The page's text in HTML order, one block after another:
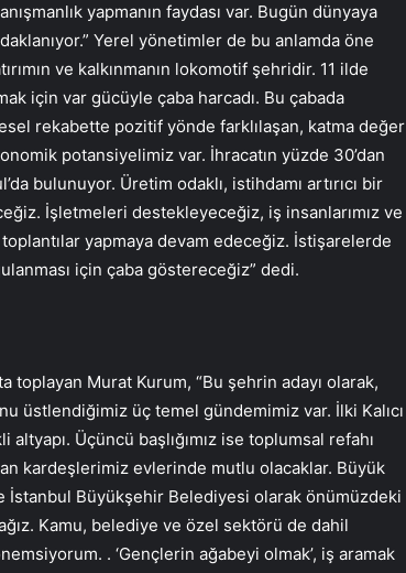
yapmanın faydası var. Bugün dünyaya
Yerel yönetimler de bu anlamda öne
ve kalkınmanın lokomotif şehridir. 11 ilde
için var gücüyle çaba harcadı. Bu çabada
rekabette pozitif yönde farklılaşan, katma değer
potansiyelimiz var. İhracatın yüzde 30’dan
bulunuyor. Üretim odaklı, istihdamı artırıcı bir
İşletmeleri destekleyeceğiz, iş insanlarımız ve
yapmaya devam edeceğiz. İstişarelerde
için çaba göstereceğiz” dedi.
Murat Kurum, “Bu şehrin adayı olarak,
üstlendiğimiz üç temel gündemimiz var. İlki Kalıcı
Üçüncü başlığımız ise toplumsal refahı
kardeşlerimiz evlerinde mutlu olacaklar. Büyük
İstanbul Büyükşehir Belediyesi olarak önümüzdeki
Kamu, belediye ve özel sektörü de dahil
. ‘Gençlerin ağabeyi olmak’, iş aramak